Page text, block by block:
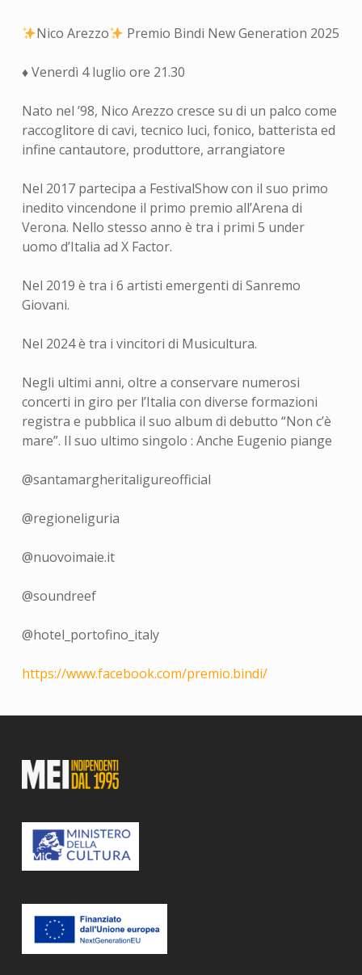
Nico Arezzo Premio Bindi New Generation 2025
♦️ Venerdì 4 luglio ore 21.30
Nato nel ’98, Nico Arezzo cresce su di un palco come
raccoglitore di cavi, tecnico luci, fonico, batterista ed
infine cantautore, produttore, arrangiatore
Nel 2017 partecipa a FestivalShow con il suo primo
inedito vincendone il primo premio all’Arena di
Verona. Nello stesso anno è tra i primi 5 under
uomo d’Italia ad X Factor.
Nel 2019 è tra i 6 artisti emergenti di Sanremo
Giovani.
Nel 2024 è tra i vincitori di Musicultura.
Negli ultimi anni, oltre a conservare numerosi
concerti in giro per l’Italia con diverse formazioni
registra e pubblica il suo album di debutto “Non c’è
mare”. Il suo ultimo singolo : Anche Eugenio piange
@santamargheritaligureofficial
@regioneliguria
@nuovoimaie.it
@soundreef
@hotel_portofino_italy
https://www.facebook.com/premio.bindi/